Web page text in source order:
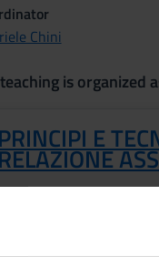
Chini
is organized
PRINCIPI E